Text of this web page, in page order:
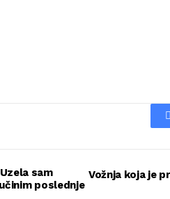
sam
poslednje
Vožnja koja je